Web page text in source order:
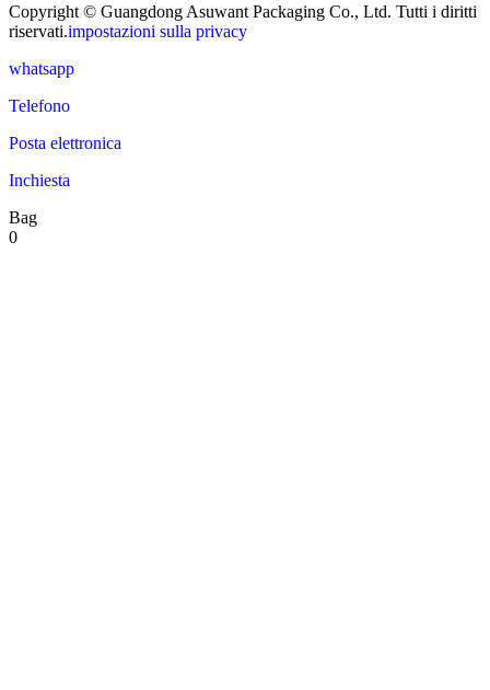
Copyright © Guangdong Asuwant Packaging Co., Ltd. Tutti i diritti
riservati.impostazioni sulla privacy
whatsapp
Telefono
Posta elettronica
Inchiesta
Bag
0